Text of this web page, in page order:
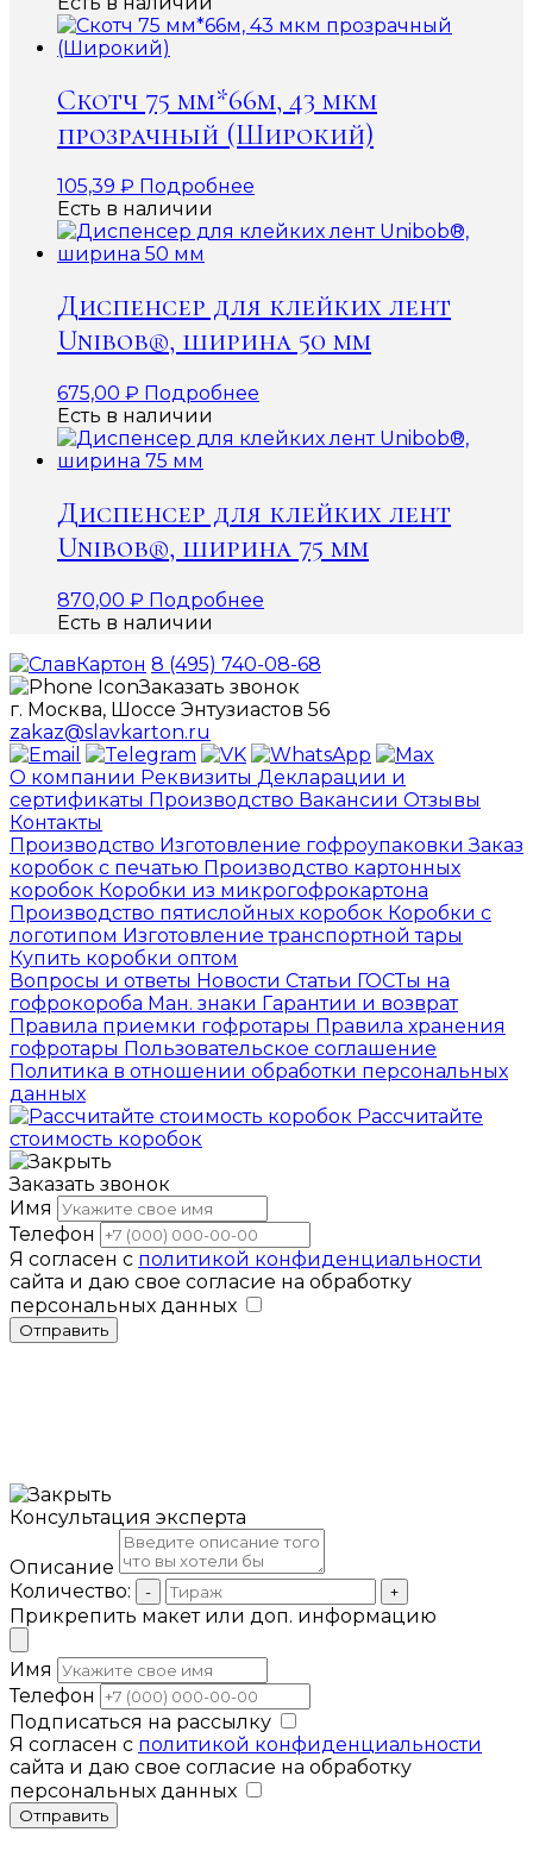
Скотч 75 мм*66м, 43 мкм
прозрачный (Широкий)
105,39 ₽ Подробнее
Есть в наличии
Диспенсер для клейких лент
Unibob®, ширина 50 мм
675,00 ₽ Подробнее
Есть в наличии
Диспенсер для клейких лент
Unibob®, ширина 75 мм
870,00 ₽ Подробнее
Есть в наличии
8 (495) 740-08-68
Заказать звонок
г. Москва, Шоссе Энтузиастов 56
zakaz@slavkarton.ru
О компании Реквизиты Декларации и
сертификаты Производство Вакансии Отзывы
Контакты
Производство Изготовление гофроупаковкиЗаказ
коробок с печатью Производство картонных
коробок Коробки из микрогофрокартона
Производство пятислойных коробок Коробки с
логотипом Изготовление транспортной тары
Купить коробки оптом
Вопросы и ответы Новости Статьи ГОСТы на
гофрокороба Ман. знаки Гарантии и возврат
Правила приемки гофротары Правила хранения
гофротары Пользовательское соглашение
Политика в отношении обработки персональных
данных
Рассчитайте
стоимость коробок
Заказать звонок
Имя
Телефон
Я согласен с политикой конфиденциальности
сайта и даю свое согласие на обработку
персональных данных
Отправить
Консультация эксперта
Описание
Количество:
- +
Прикрепить макет или доп. информацию
Имя
Телефон
Подписаться на рассылку
Я согласен с политикой конфиденциальности
сайта и даю свое согласие на обработку
персональных данных
Отправить